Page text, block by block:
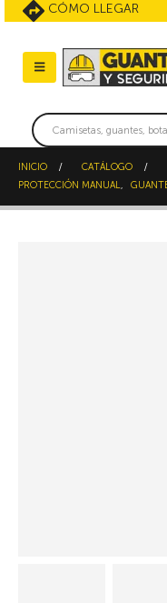
CÓMO LLEGAR
INICIO
CATÁLOGO
PROTECCIÓN MANUAL,